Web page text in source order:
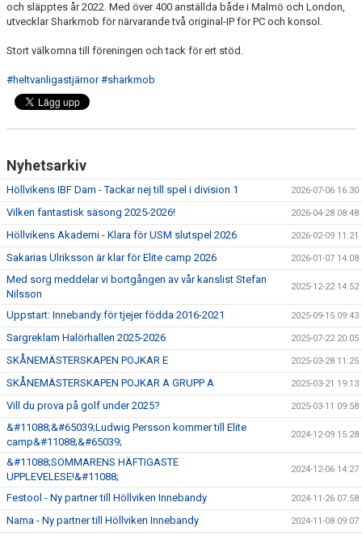
och släpptes år 2022. Med över 400 anställda både i Malmö och London,
utvecklar Sharkmob för närvarande två original-IP för PC och konsol.
Stort välkomna till föreningen och tack för ert stöd.
#heltvanligastjärnor #sharkmob
Nyhetsarkiv
Höllvikens IBF Dam - Tackar nej till spel i division 1 2026-07-06 16:30
Vilken fantastisk säsong 2025-2026! 2026-04-28 08:48
Höllvikens Akademi - Klara för USM slutspel 2026 2026-02-09 11:21
Sakarias Ulriksson är klar för Elite camp 2026 2026-01-07 14:08
Med sorg meddelar vi bortgången av vår kanslist Stefan
Nilsson
2025-12-22 14:52
Uppstart: Innebandy för tjejer födda 2016-2021 2025-09-15 09:43
Sargreklam Halörhallen 2025-2026 2025-07-22 20:05
SKÅNEMÄSTERSKAPEN POJKAR E 2025-03-28 11:25
SKÅNEMÄSTERSKAPEN POJKAR A GRUPP A 2025-03-21 19:13
Vill du prova på golf under 2025? 2025-03-11 09:58
&#11088;&#65039;Ludwig Persson kommer till Elite
camp&#11088;&#65039;
2024-12-09 15:28
&#11088;SOMMARENS HÄFTIGASTE
UPPLEVELESE!&#11088;
2024-12-06 14:27
Festool - Ny partner till Höllviken Innebandy 2024-11-26 07:58
Nama - Ny partner till Höllviken Innebandy 2024-11-08 09:07